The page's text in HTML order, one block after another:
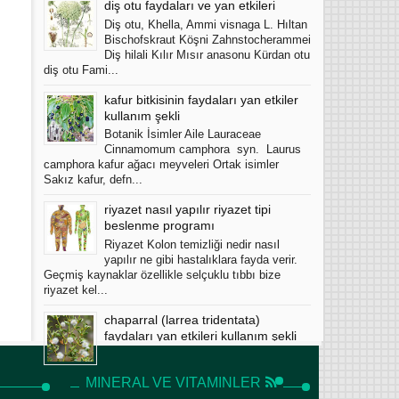
diş otu faydaları ve yan etkileri
Diş otu, Khella, Ammi visnaga L. Hıltan
Bischofskraut Köşni Zahnstocherammei
Diş hilali Kılır Mısır anasonu Kürdan otu
diş otu Fami...
kafur bitkisinin faydaları yan etkiler
kullanım şekli
Botanik İsimler Aile Lauraceae
Cinnamomum camphora syn. Laurus
camphora kafur ağacı meyveleri Ortak isimler
Sakız kafur, defn...
riyazet nasıl yapılır riyazet tipi
beslenme programı
Riyazet Kolon temizliği nedir nasıl
yapılır ne gibi hastalıklara fayda verir.
Geçmiş kaynaklar özellikle selçuklu tıbbı bize
riyazet kel...
chaparral (larrea tridentata)
faydaları yan etkileri kullanım şekli
bölgesinde ve Meksika'nın kuzey bölgesinde
MINERAL VE VITAMINLER